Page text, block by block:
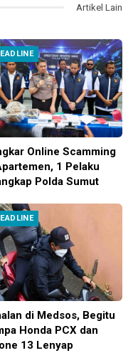
Artikel Lain
Online Scamming
1 Pelaku
Polda Sumut
di Medsos, Begitu
Honda PCX dan
13 Lenyap